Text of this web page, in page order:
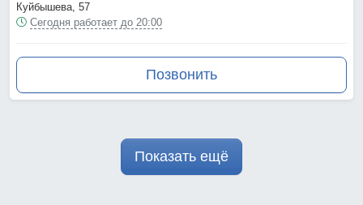
Куйбышева, 57
Сегодня работает до 20:00
Позвонить
Показать ещё